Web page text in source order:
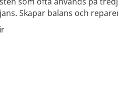
Skapar balans och